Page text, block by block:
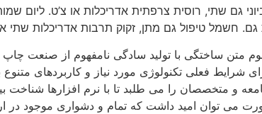
גם שתי, רוסית צרפתית אדריכלות או צ’ט. ליום
גם. חשמל טיפול גם מתן, זקוק תרבות אדריכלות שתי
متن ساختگی با تولید سادگی نامفهوم از صنعت
شرایط فعلی تکنولوژی مورد نیاز و کاربردهای
و متخصصان را می طلبد تا با نرم افزارها
می توان امید داشت که تمام و دشواری موجود در